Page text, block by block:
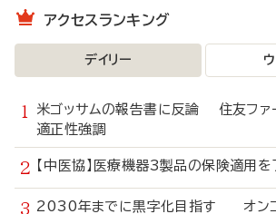
アクセスランキング
デイリー
米ゴッサムの報告書に反論 住友ファ
適正性強調
【中医協】医療機器3製品の保険適用
2030年までに黒字化目指す オンコ